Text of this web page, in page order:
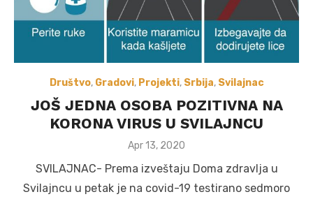
Društvo, Gradovi, Projekti, Srbija, Svilajnac
JOŠ JEDNA OSOBA POZITIVNA NA
KORONA VIRUS U SVILAJNCU
Posted
Apr 13, 2020
SVILAJNAC- Prema izveštaju Doma zdravlja u
Svilajncu u petak je na covid-19 testirano sedmoro